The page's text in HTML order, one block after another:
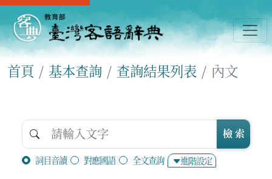
首頁 基本查詢 查詢結果列表 內文
詞目音讀 對應國語 全文查詢 進階設定
檢 索